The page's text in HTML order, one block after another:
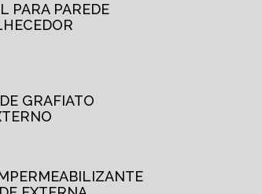
PARA PAREDE
GRAFIATO